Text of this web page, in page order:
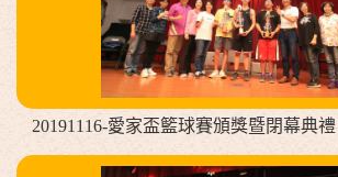
20191116-愛家盃籃球賽頒獎暨閉幕典禮